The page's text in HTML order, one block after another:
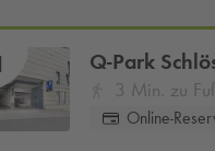
Q-Park
3 Min. zu
Online-